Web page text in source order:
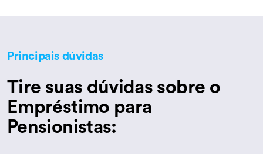
Principais dúvidas
Tire suas dúvidas sobre o
Empréstimo para
Pensionistas: